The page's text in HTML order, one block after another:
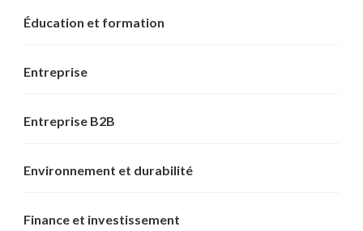
Éducation et formation
Entreprise
Entreprise B2B
Environnement et durabilité
Finance et investissement